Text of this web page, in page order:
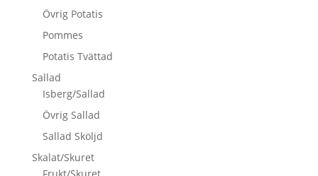
Övrig Potatis
Pommes
Potatis Tvättad
Sallad
Isberg/Sallad
Övrig Sallad
Sallad Sköljd
Skalat/Skuret